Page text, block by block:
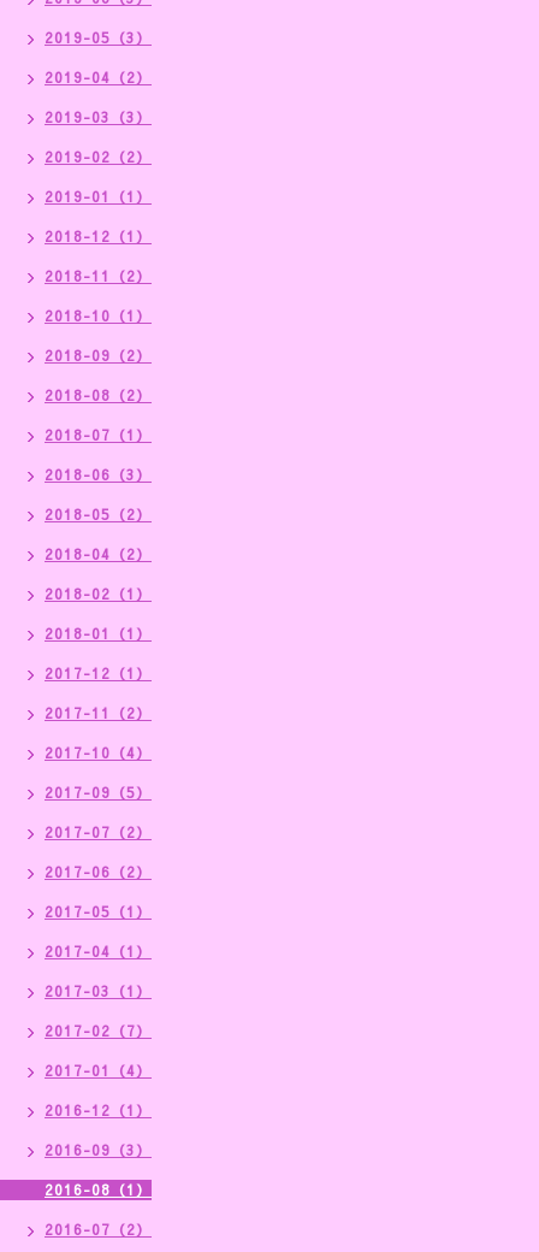
2019-05（3）
2019-04（2）
2019-03（3）
2019-02（2）
2019-01（1）
2018-12（1）
2018-11（2）
2018-10（1）
2018-09（2）
2018-08（2）
2018-07（1）
2018-06（3）
2018-05（2）
2018-04（2）
2018-02（1）
2018-01（1）
2017-12（1）
2017-11（2）
2017-10（4）
2017-09（5）
2017-07（2）
2017-06（2）
2017-05（1）
2017-04（1）
2017-03（1）
2017-02（7）
2017-01（4）
2016-12（1）
2016-09（3）
2016-08（1）
2016-07（2）